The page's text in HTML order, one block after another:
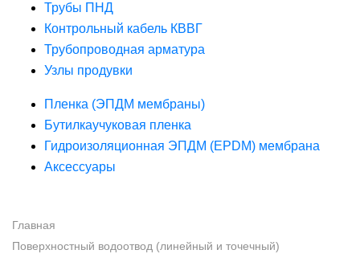
Трубы ПНД
Контрольный кабель КВВГ
Трубопроводная арматура
Узлы продувки
Пленка (ЭПДМ мембраны)
Бутилкаучуковая пленка
Гидроизоляционная ЭПДМ (EPDM) мембрана
Аксессуары
Главная
Поверхностный водоотвод (линейный и точечный)